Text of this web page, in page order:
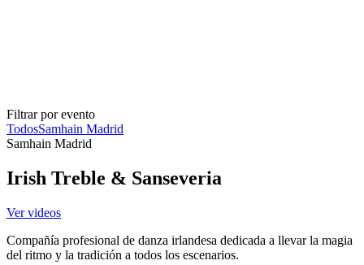
Filtrar por evento
TodosSamhain Madrid
Samhain Madrid
Irish Treble & Sanseveria
Ver videos
Compañía profesional de danza irlandesa dedicada a llevar la magia
del ritmo y la tradición a todos los escenarios.